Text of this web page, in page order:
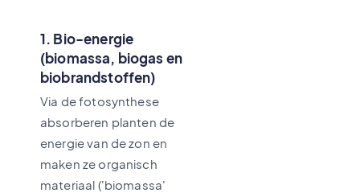
1. Bio-energie
(biomassa, biogas en
biobrandstoffen)
Via de fotosynthese
absorberen planten de
energie van de zon en
maken ze organisch
materiaal ('biomassa'